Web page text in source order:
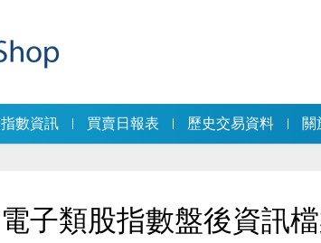
指數資訊 買賣日報表 歷史交易資料 關
電子類股指數盤後資訊